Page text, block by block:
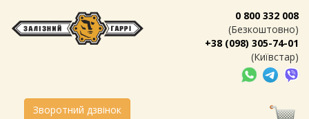
0 800 332 008
(Безкоштовно)
+38 (098) 305-74-01
(Київстар)
Зворотний дзвінок